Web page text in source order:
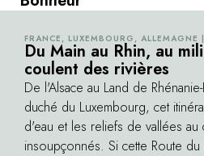
FRANCE, LUXEMBOURG,
Du Main au Rhin, au
coulent des rivières
De l'Alsace au Land de
duché du Luxembourg, cet
d'eau et les reliefs de vallées au
insoupçonnés. Si cette Route du